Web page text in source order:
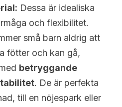
Dessa är idealiska
och flexibilitet.
små barn aldrig att
fötter och kan gå,
betryggande
. De är perfekta
till en nöjespark eller